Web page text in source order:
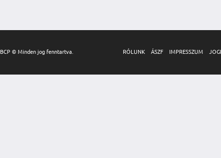
BCP © Minden jog fenntartva. RÓLUNK ÁSZF IMPRESSZUM